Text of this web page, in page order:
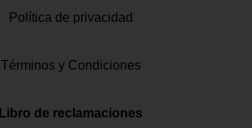
Política de privacidad
Términos y Condiciones
Libro de reclamaciones